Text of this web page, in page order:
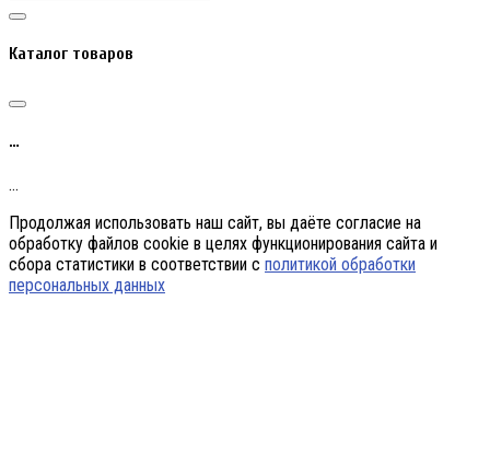
Каталог товаров
…
…
Продолжая использовать наш сайт, вы даёте согласие на
обработку файлов cookie в целях функционирования сайта и
сбора статистики в соответствии с политикой обработки
персональных данных